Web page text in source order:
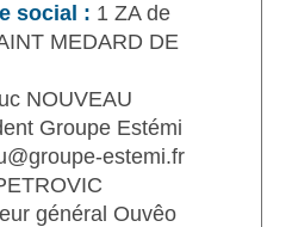
social : 1 ZA de
MEDARD DE
NOUVEAU
Groupe Estémi
estemi.fr
général Ouvêo